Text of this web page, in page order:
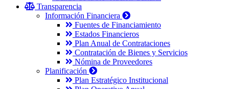
Transparencia
Información Financiera
Fuentes de Financiamiento
Estados Financieros
Plan Anual de Contrataciones
Contratación de Bienes y Servicios
Nómina de Proveedores
Planificación
Plan Estratégico Institucional